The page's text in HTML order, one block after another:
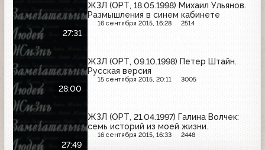
27:31
ЖЗЛ (ОРТ, 18.05.1998) Михаил Ульянов.
Размышления в синем кабинете
16 сентября 2015, 16:28 2514
28:00
ЖЗЛ (ОРТ, 09.10.1998) Петер Штайн.
Русская версия
15 сентября 2015, 20:11 3005
27:49
ЖЗЛ (ОРТ, 21.04.1997) Галина Волчек:
семь историй из моей жизни.
16 сентября 2015, 16:33 2448